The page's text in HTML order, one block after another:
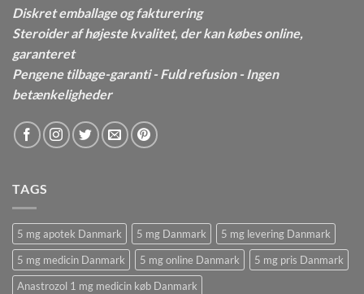
Diskret emballage og fakturering
Steroider af højeste kvalitet, der kan købes online,
garanteret
Pengene tilbage-garanti - Fuld refusion - Ingen
betænkeligheder
TAGS
5 mg apotek Danmark 5 mg Danmark
5 mg levering Danmark
5 mg medicin Danmark
5 mg online Danmark
5 mg pris Danmark
Anastrozol 1 mg medicin køb Danmark